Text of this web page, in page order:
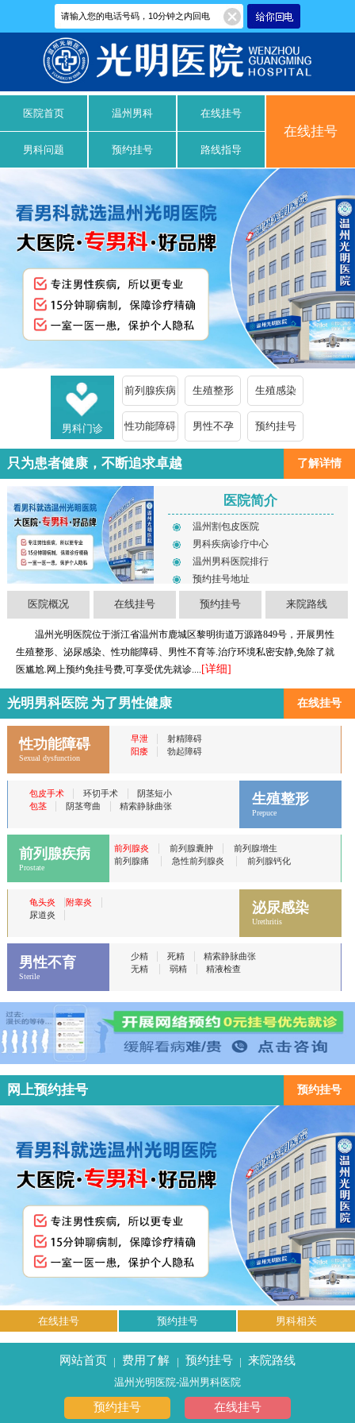
医院首页 温州男科 在线挂号
男科问题 预约挂号 路线指导
在线挂号
男科门诊
前列腺疾病 生殖整形 生殖感染
性功能障碍 男性不孕 预约挂号
只为患者健康，不断追求卓越 了解详情
医院简介
温州割包皮医院
男科疾病诊疗中心
温州男科医院排行
预约挂号地址
医院概况 在线挂号 预约挂号 来院路线
温州光明医院位于浙江省温州市鹿城区黎明街道万源路849号，开展男性
生殖整形、泌尿感染、性功能障碍、男性不育等.治疗环境私密安静,免除了就
医尴尬.网上预约免挂号费,可享受优先就诊.... [详细]
光明男科医院 为了男性健康 在线挂号
性功能障碍
Sexual dysfunction
早泄
射精障碍
阳痿
勃起障碍
包皮手术 | 环切手术 |
阴茎短小
包茎
| 阴茎弯曲 | 精索静脉曲张 生殖整形
Prepuce
前列腺疾病
Prostate
前列腺炎 前列腺囊肿
前列腺增生
前列腺痛
急性前列腺炎 前列腺钙化
龟头炎 |附睾炎
尿道炎 泌尿感染
Urethritis
男性不育
Sterile
少精 死精
精索静脉曲张
无精
弱精 精液检查
网上预约挂号 预约挂号
在线挂号 预约挂号 男科相关
网站首页 | 费用了解 | 预约挂号 | 来院路线
温州光明医院-温州男科医院
预约挂号 在线挂号